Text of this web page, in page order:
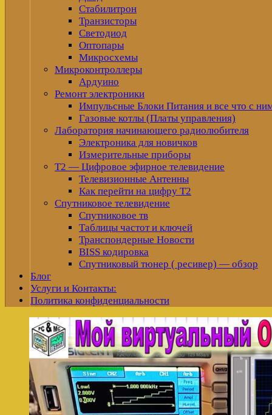
Стабилитрон
Транзисторы
Светодиод
Оптопары
Микросхемы
Микроконтроллеры
Ардуино
Ремонт электроники
Импульсные Блоки Питания и все что с
Газовые котлы (Платы управления)
Лаборатория начинающего радиолюбителя
Электроника для новичков
Измерительные приборы
Т2 — Цифровое эфирное телевидение
Телевизионные Антенны
Как перейти на цифру Т2
Спутниковое телевидение
Спутниковое тв
Таблицы частот и ключей
Транспондерные Новости
BISS кодировка
Спутниковый тюнер ( ресивер) — обзор
Блог
Услуги и Контакты:
Политика конфиденциальности